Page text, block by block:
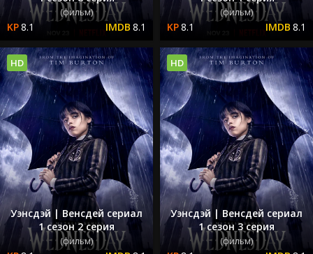
(фильм)
8.1 8.1
(фильм)
8.1 8.1
Уэнсдэй | Венсдей сериал
1 сезон 2 серия
(фильм)
HD
Уэнсдэй | Венсдей сериал
1 сезон 3 серия
(фильм)
HD